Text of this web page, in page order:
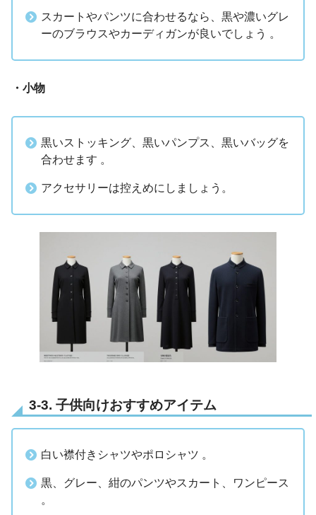
スカートやパンツに合わせるなら、黒や濃いグレ
ーのブラウスやカーディガンが良いでしょう 。
・小物
黒いストッキング、黒いパンプス、黒いバッグを
合わせます 。
アクセサリーは控えめにしましょう。
3-3. 子供向けおすすめアイテム
白い襟付きシャツやポロシャツ 。
黒、グレー、紺のパンツやスカート、ワンピース
。